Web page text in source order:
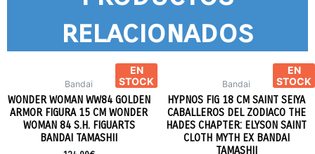
relacionados
EN
STOCK
Bandai
WONDER WOMAN WW84 GOLDEN
ARMOR FIGURA 15 CM WONDER
WOMAN 84 S.H. FIGUARTS
BANDAI TAMASHII
EN
STOCK
Bandai
HYPNOS FIG 18 CM SAINT SEIYA
CABALLEROS DEL ZODIACO THE
HADES CHAPTER: ELYSON SAINT
CLOTH MYTH EX BANDAI
TAMASHII